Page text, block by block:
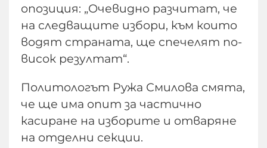
опозиция: „Очевидно разчитат, че
на следващите избори, към които
водят страната, ще спечелят по-
висок резултат“.
Политологът Ружа Смилова смята,
че ще има опит за частично
касиране на изборите и отваряне
на отделни секции.